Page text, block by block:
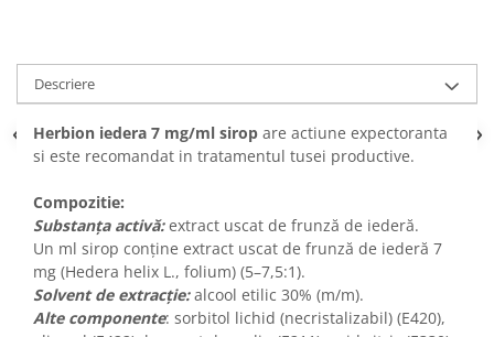
Descriere
Herbion iedera 7 mg/ml sirop are actiune expectoranta
si este recomandat in tratamentul tusei productive.
Compozitie:
Substanța activă:extract uscat de frunză de iederă.
Un ml sirop conține extract uscat de frunză de iederă 7
mg (Hedera helix L., folium) (5–7,5:1).
Solvent de extracție:alcool etilic 30% (m/m).
Alte componente: sorbitol lichid (necristalizabil) (E420),